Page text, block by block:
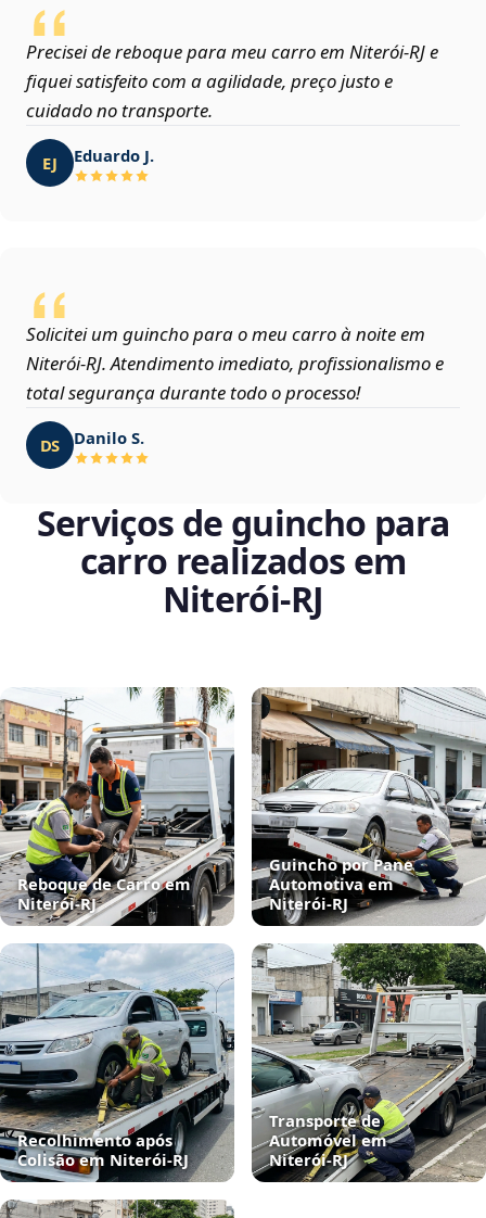
Precisei de reboque para meu carro em Niterói‑RJ e
fiquei satisfeito com a agilidade, preço justo e
cuidado no transporte.
EJ Eduardo J.
Solicitei um guincho para o meu carro à noite em
Niterói‑RJ. Atendimento imediato, profissionalismo e
total segurança durante todo o processo!
DS Danilo S.
Serviços de guincho para
carro realizados em
Niterói‑RJ
Reboque de Carro em
Niterói‑RJ
Guincho por Pane
Automotiva em
Niterói‑RJ
Recolhimento após
Colisão em Niterói‑RJ
Transporte de
Automóvel em
Niterói‑RJ